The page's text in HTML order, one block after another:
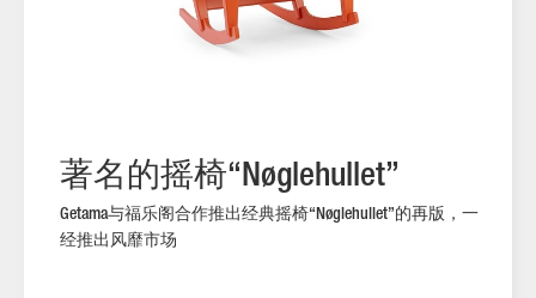
著名的摇椅“Nøglehullet”
Getama与福乐阁合作推出经典摇椅“Nøglehullet”的再版，一
经推出风靡市场